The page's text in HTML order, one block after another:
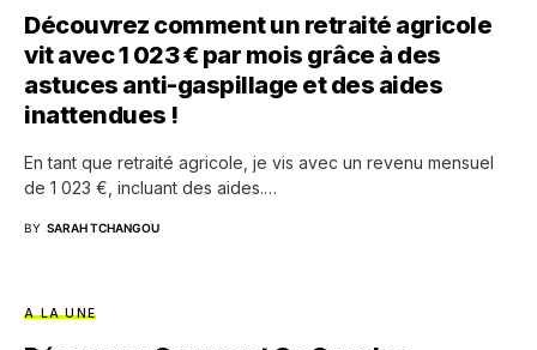
Découvrez comment un retraité agricole
vit avec 1 023 € par mois grâce à des
astuces anti-gaspillage et des aides
inattendues !
En tant que retraité agricole, je vis avec un revenu mensuel
de 1 023 €, incluant des aides.…
BY SARAH TCHANGOU
A LA UNE